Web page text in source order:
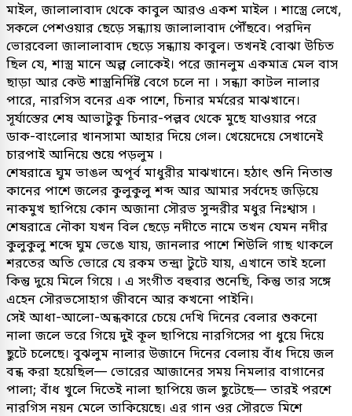
মাইল, জালালাবাদ থেকে কাবুল আরও একশ মাইল । শাস্ত্রে লেখে,
সকলে পেশওয়ার ছেড়ে সন্ধ্যায় জালালাবাদ পৌঁছবে। পরদিন
ভোরবেলা জালালাবাদ ছেড়ে সন্ধ্যায় কাবুল। তখনই বোঝা উচিত
ছিল যে, শাস্ত্র মানে অল্প লোকেই। পরে জানলুম একমাত্র মেল বাস
ছাড়া আর কেউ শাস্ত্রনির্দিষ্ট বেগে চলে না । সন্ধ্যা কাটল নালার
পারে, নারগিস বনের এক পাশে, চিনার মর্মরের মাঝখানে।
সূর্যাস্তের শেষ আভাটুকু চিনার-পল্লব থেকে মুছে যাওয়ার পরে
ডাক-বাংলোর খানসামা আহার দিয়ে গেল। খেয়েদেয়ে সেখানেই
চারপাই আনিয়ে শুয়ে পড়লুম ।
শেষরাত্রে ঘুম ভাঙল অপূর্ব মাধুরীর মাঝখানে। হঠাৎ শুনি নিতান্ত
কানের পাশে জলের কুলুকুলু শব্দ আর আমার সর্বদেহ জড়িয়ে
নাকমুখ ছাপিয়ে কোন অজানা সৌরভ সুন্দরীর মধুর নিঃশ্বাস ।
শেষরাত্রে নৌকা যখন বিল ছেড়ে নদীতে নামে তখন যেমন নদীর
কুলুকুলু শব্দে ঘুম ভেঙে যায়, জানলার পাশে শিউলি গাছ থাকলে
শরতের অতি ভোরে যে রকম তন্দ্রা টুটে যায়, এখানে তাই হলো
কিন্তু দুয়ে মিলে গিয়ে । এ সংগীত বহুবার শুনেছি, কিন্তু তার সঙ্গে
এহেন সৌরভসোহাগ জীবনে আর কখনো পাইনি।
সেই আধা-আলো-অন্ধকারে চেয়ে দেখি দিনের বেলার শুকনো
নালা জলে ভরে গিয়ে দুই কূল ছাপিয়ে নারগিসের পা ধুয়ে দিয়ে
ছুটে চলেছে। বুঝলুম নালার উজানে দিনের বেলায় বাঁধ দিয়ে জল
বন্ধ করা হয়েছিল— ভোরের আজানের সময় নিমলার বাগানের
পালা; বাঁধ খুলে দিতেই নালা ছাপিয়ে জল ছুটেছে— তারই পরশে
নারগিস নয়ন মেলে তাকিয়েছে। এর গান ওর সৌরভে মিশে